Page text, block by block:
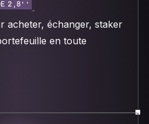
2,8’’
acheter, échanger, staker
en toute